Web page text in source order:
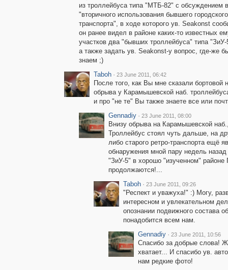
из троллейбуса типа "МТБ-82" с обсуждением
"вторичного использования бывшего городского
транспорта", в ходе которого ув. Seakonst
он ранее видел в районе каких-то известных
участков два "бывших троллейбуса" типа
а также задать ув. Seakonst-у вопрос, где-же
знаем ;)
Taboh · 23 June 2011, 06:42
После того, как Вы мне сказали
обрыва у Карамышевской наб.
и про "не те" Вы также знаете все или
Gennadiy · 23 June 2011, 08:00
Внизу обрыва на Карамышевской
Троллейбус стоял чуть дальше, на
либо старого ретро-транспорта ещё
обнаружения мной пару недель назад
"ЗиУ-5" в хорошо "изученном" районе
продолжаются!...
Taboh · 23 June 2011, 09:26
"Респект и уважуха!" :) Могу,
интересном и увлекательном
опознании подвижного состава
понадобится всем нам.
Gennadiy · 23 June 2011, 10:56
Спасибо за добрые слова!
хватает... И спасибо ув.
нам редкие фото!